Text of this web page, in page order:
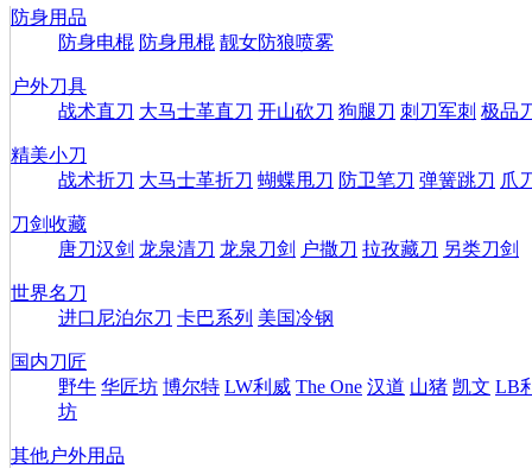
防身用品
防身电棍 防身甩棍 靓女防狼喷雾
户外刀具
战术直刀 大马士革直刀 开山砍刀 狗腿刀 刺刀军刺 极品
精美小刀
战术折刀 大马士革折刀 蝴蝶甩刀 防卫笔刀 弹簧跳刀 爪
刀剑收藏
唐刀汉剑 龙泉清刀 龙泉刀剑 户撒刀 拉孜藏刀 另类刀剑
世界名刀
进口尼泊尔刀 卡巴系列 美国冷钢
国内刀匠
野牛 华匠坊 博尔特 LW利威 The One 汉道 山猪 凯文 LB
坊
其他户外用品